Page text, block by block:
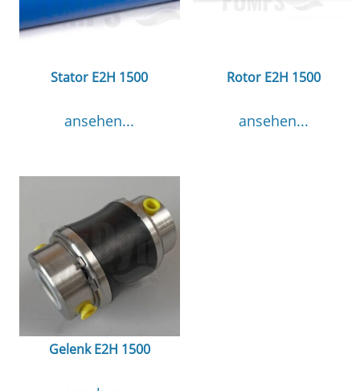
Stator E2H 1500
ansehen...
Rotor E2H 1500
ansehen...
Gelenk E2H 1500